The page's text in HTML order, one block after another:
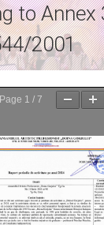
to Annex
2001
Page 1 / 7